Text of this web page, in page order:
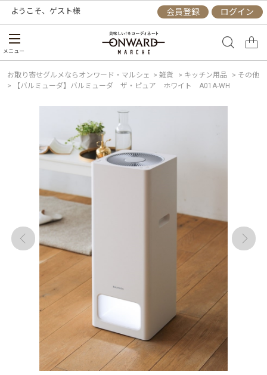
ようこそ、 ゲスト様 会員登録 ログイン
メニュー
お取り寄せグルメならオンワード・マルシェ > 雑貨 > キッチン用品 > その他
>
【バルミューダ】バルミューダ ザ・ピュア ホワイト A01A-WH